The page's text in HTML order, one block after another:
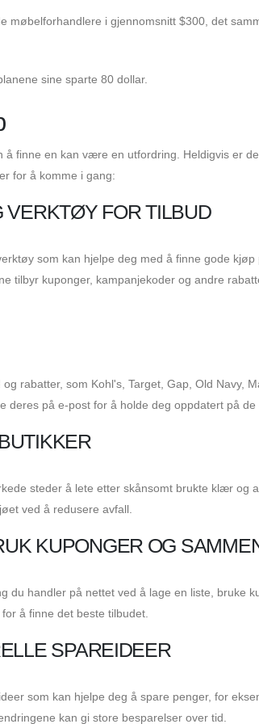
møbelforhandlere i gjennomsnitt $300, det
sine sparte 80 dollar.
å finne en kan være en utfordring. Heldigvis er
for å komme i gang:
VERKTØY FOR TILBUD
som kan hjelpe deg med å finne gode
tilbyr kuponger, kampanjekoder og andre
rabatter, som Kohl's, Target, Gap, Old Navy,
deres på e-post for å holde deg oppdatert på de
steder å lete etter skånsomt brukte klær og
ved å redusere avfall.
KUPONGER OG
du handler på nettet ved å lage en liste, bruke
å finne det beste tilbudet.
SPAREIDEER
som kan hjelpe deg å spare penger, for
kan gi store besparelser over tid.